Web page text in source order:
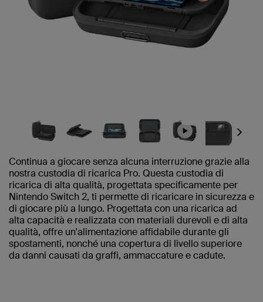
Next
Continua a giocare senza alcuna interruzione grazie alla
nostra custodia di ricarica Pro. Questa custodia di
ricarica di alta qualità, progettata specificamente per
Nintendo Switch 2, ti permette di ricaricare in sicurezza e
di giocare più a lungo. Progettata con una ricarica ad
alta capacità e realizzata con materiali durevoli e di alta
qualità, offre un'alimentazione affidabile durante gli
spostamenti, nonché una copertura di livello superiore
da danni causati da graffi, ammaccature e cadute.